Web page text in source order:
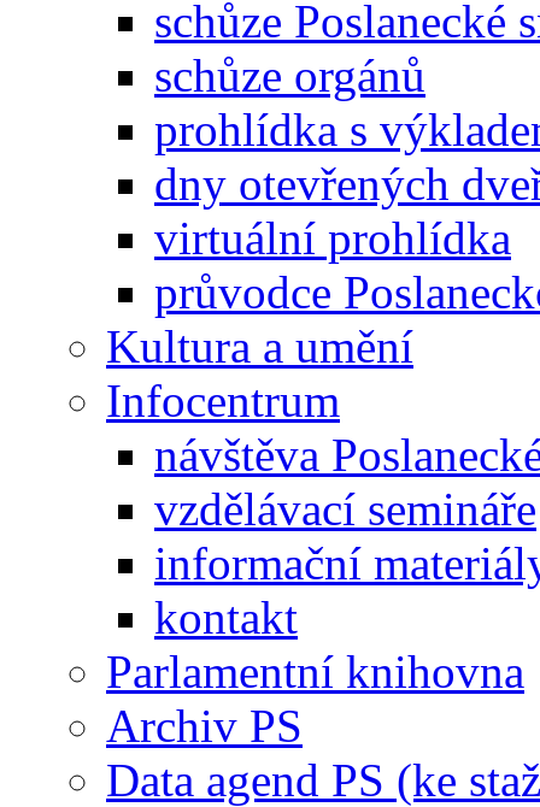
schůze Poslanecké
schůze orgánů
prohlídka s
dny otevřených
virtuální prohlídka
průvodce
Kultura a umění
Infocentrum
návštěva
vzdělávací semináře
informační
kontakt
Parlamentní knihovna
Archiv PS
Data agend PS (ke